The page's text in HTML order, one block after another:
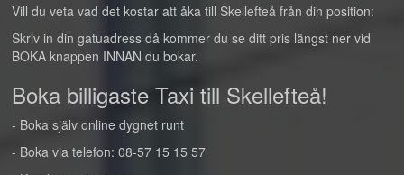
Vill du veta vad det kostar att åka till Skellefteå från din position:
Skriv in din gatuadress då kommer du se ditt pris längst ner vid
BOKA knappen INNAN du bokar.
Boka billigaste Taxi till Skellefteå!
- Boka själv online dygnet runt
- Boka via telefon: 08-57 15 15 57